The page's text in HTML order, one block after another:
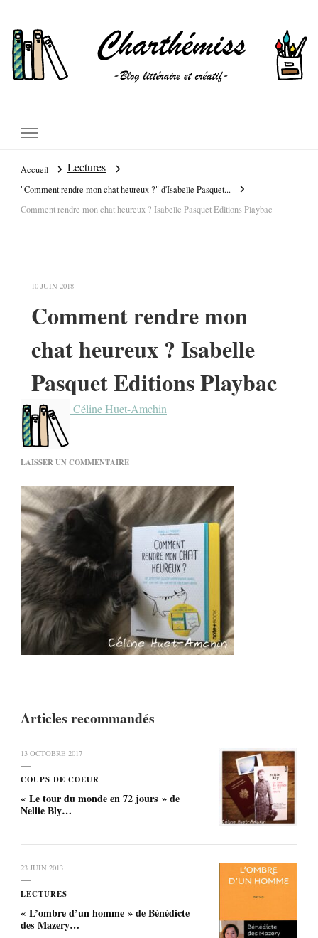
Accueil Lectures
"Comment rendre mon chat heureux ?" d'Isabelle Pasquet...
Comment rendre mon chat heureux ? Isabelle Pasquet Editions Playbac
10 JUIN 2018
Comment rendre mon
chat heureux ? Isabelle
Pasquet Editions Playbac
Céline Huet-Amchin
LAISSER UN COMMENTAIRESUR
RENDRE
MON
CHAT
HEUREUX
?
ISABELLE
PASQUET
EDITIONS
PLAYBAC
Articles recommandés
13 OCTOBRE 2017
COUPS DE COEUR
« Le tour du monde en 72 jours » de
Nellie Bly…
23 JUIN 2013
LECTURES
« L’ombre d’un homme » de Bénédicte
des Mazery…